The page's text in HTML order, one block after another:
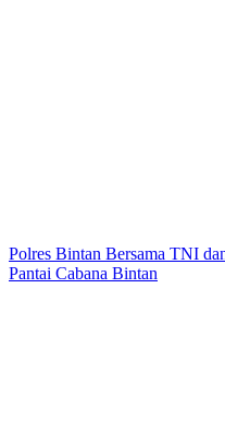
Polres Bintan Bersama TNI
Pantai Cabana Bintan